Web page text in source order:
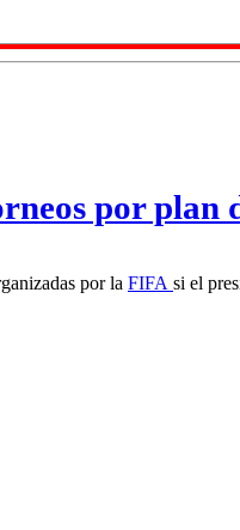
por plan
por la FIFA si el